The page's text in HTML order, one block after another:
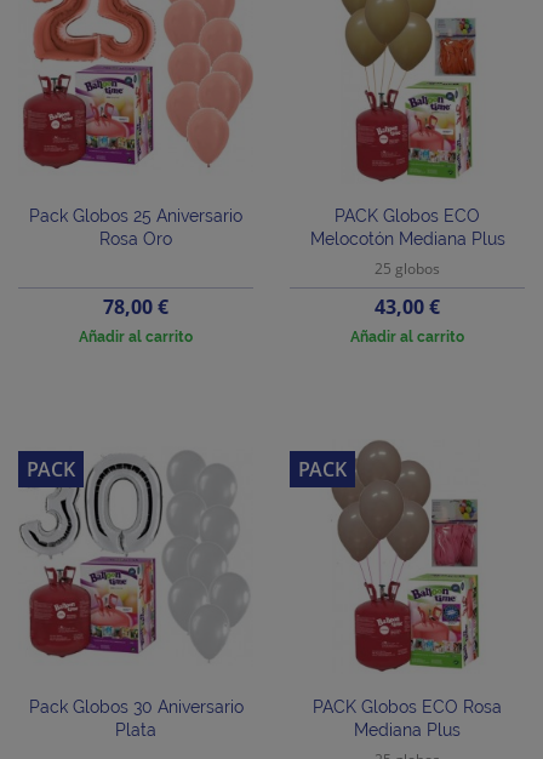
Pack Globos 25 Aniversario
Rosa Oro
Precio
78,00 €
Añadir al carrito
PACK Globos ECO
Melocotón Mediana Plus
25 globos
Precio
43,00 €
Añadir al carrito
Pack Globos 30 Aniversario
Plata
PACK
PACK Globos ECO Rosa
Mediana Plus
PACK